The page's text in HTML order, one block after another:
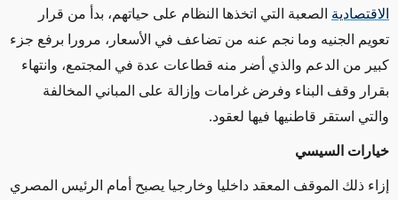
الاقتصادية الصعبة التي اتخذها النظام على حياتهم، بدأ من قرار
تعويم الجنيه وما نجم عنه من تضاعف في الأسعار، مرورا برفع جزء
كبير من الدعم والذي أضر منه قطاعات عدة في المجتمع، وانتهاء
بقرار وقف البناء وفرض غرامات وإزالة على المباني المخالفة
والتي استقر قاطنيها فيها لعقود.
خيارات السيسي
إزاء ذلك الموقف المعقد داخليا وخارجيا يصبح أمام الرئيس المصري